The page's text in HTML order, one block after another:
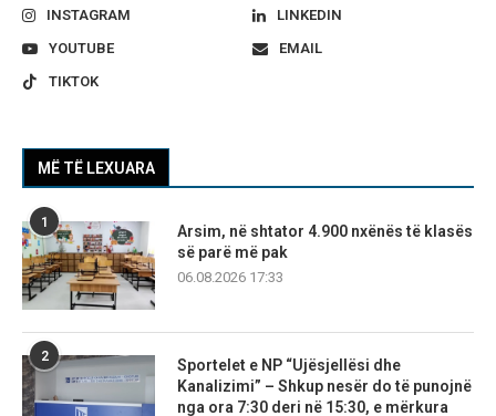
INSTAGRAM
LINKEDIN
YOUTUBE
EMAIL
TIKTOK
MË TË LEXUARA
1
Arsim, në shtator 4.900 nxënës të klasës
së parë më pak
06.08.2026 17:33
2
Sportelet e NP “Ujësjellësi dhe
Kanalizimi” – Shkup nesër do të punojnë
nga ora 7:30 deri në 15:30, e mërkura